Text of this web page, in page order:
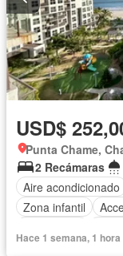
USD$
Punta Chame,
2 Recámaras
Aire acondicionado
Zona infantil
Piscina
Agua
Hace 1 semana, 1